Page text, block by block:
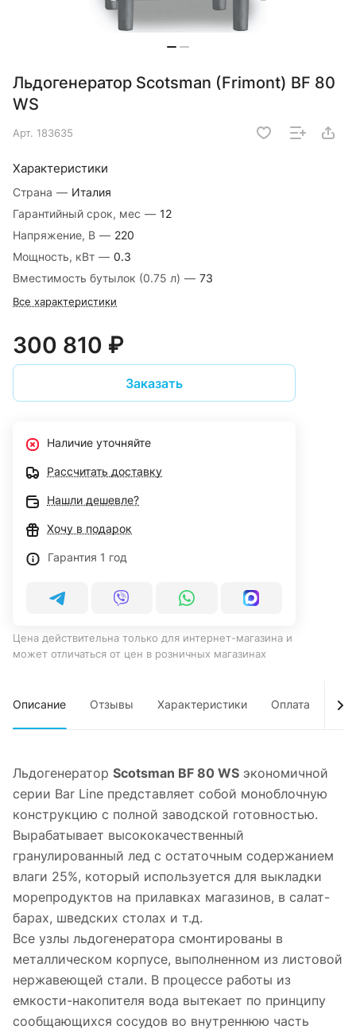
Льдогенератор Scotsman (Frimont) BF 80
WS
Арт. 183635
Характеристики
Страна — Италия
Гарантийный срок, мес — 12
Напряжение, В — 220
Мощность, кВт — 0.3
Вместимость бутылок (0.75 л) — 73
Все характеристики
300 810 ₽
Заказать
Наличие уточняйте
Рассчитать доставку
Нашли дешевле?
Хочу в подарок
Гарантия 1 год
Цена действительна только для интернет-магазина и
может отличаться от цен в розничных магазинах
Описание Отзывы Характеристики Оплата
Льдогенератор Scotsman BF 80 WS экономичной
серии Bar Line представляет собой моноблочную
конструкцию с полной заводской готовностью.
Вырабатывает высококачественный
гранулированный лед с остаточным содержанием
влаги 25%, который используется для выкладки
морепродуктов на прилавках магазинов, в салат-
барах, шведских столах и т.д.
Все узлы льдогенератора смонтированы в
металлическом корпусе, выполненном из листовой
нержавеющей стали. В процессе работы из
емкости-накопителя вода вытекает по принципу
сообщающихся сосудов во внутреннюю часть